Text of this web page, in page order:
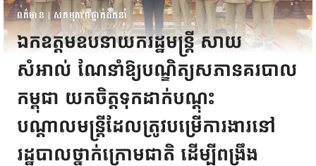
ពត៌មាន|សកម្មភាពថ្នាក់ដឹកនាំ
ឯកឧត្តមឧបនាយករដ្ឋមន្ត្រី សាយ
សំអាល់ ណែនាំឱ្យបណ្ឌិត្យសភានគរបាល
កម្ពុជា យកចិត្តទុកដាក់បណ្តុះ
បណ្តាលមន្រ្តីដែលត្រូវបម្រើការងារនៅ
រដ្ឋបាលថ្នាក់ក្រោមជាតិ ដើម្បីពង្រឹង